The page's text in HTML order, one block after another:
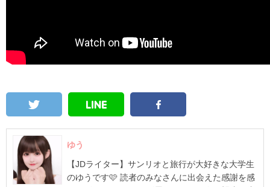
ゆう
【JDライター】サンリオと旅行が大好きな大学生
のゆうです🩷 読者のみなさんに出会えた感謝を感